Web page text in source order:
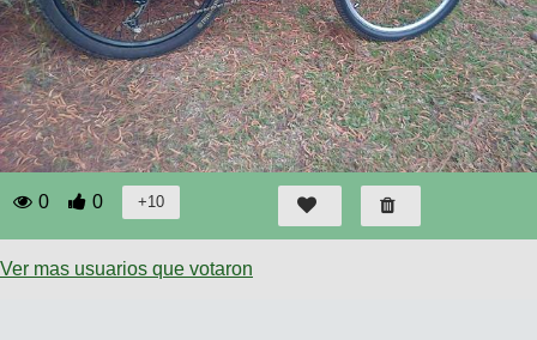
0 0
Ver mas usuarios que votaron